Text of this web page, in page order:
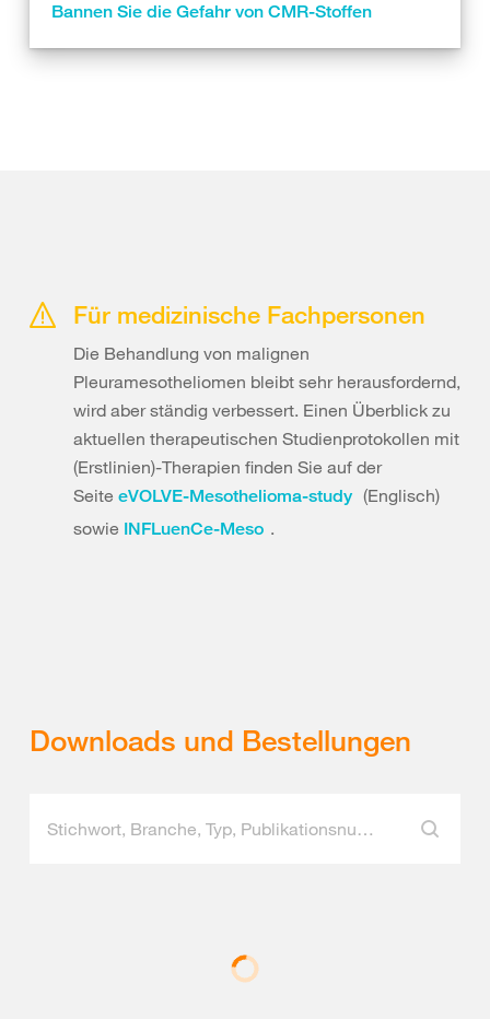
Bannen Sie die Gefahr von CMR-Stoffen
Für medizinische Fachpersonen
Die Behandlung von malignen
Pleuramesotheliomen bleibt sehr herausfordernd,
wird aber ständig verbessert. Einen Überblick zu
aktuellen therapeutischen Studienprotokollen mit
(Erstlinien)-Therapien finden Sie auf der
Seite eVOLVE-Mesothelioma-study (Englisch)
sowie INFLuenCe-Meso .
Downloads und Bestellungen